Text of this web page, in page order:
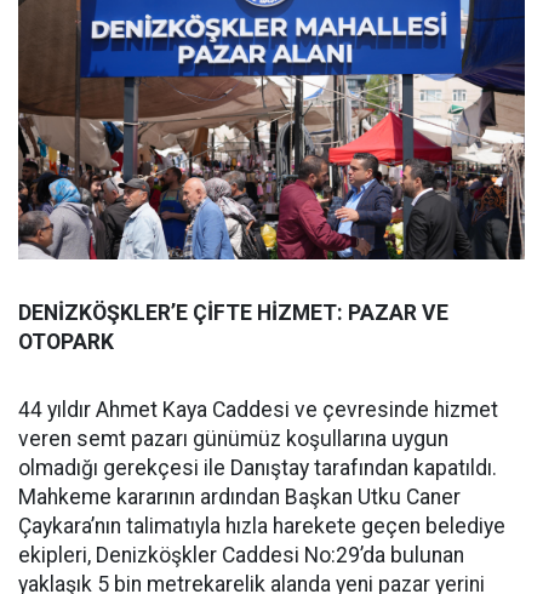
DENİZKÖŞKLER’E ÇİFTE HİZMET: PAZAR VE
OTOPARK
44 yıldır Ahmet Kaya Caddesi ve çevresinde hizmet
veren semt pazarı günümüz koşullarına uygun
olmadığı gerekçesi ile Danıştay tarafından kapatıldı.
Mahkeme kararının ardından Başkan Utku Caner
Çaykara’nın talimatıyla hızla harekete geçen belediye
ekipleri, Denizköşkler Caddesi No:29’da bulunan
yaklaşık 5 bin metrekarelik alanda yeni pazar yerini